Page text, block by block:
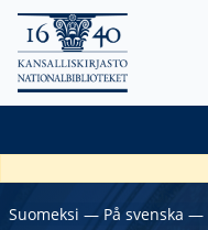
Suomeksi ― På svenska ―